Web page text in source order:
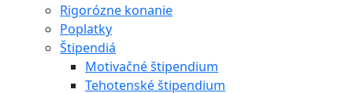
Rigorózne konanie
Poplatky
Štipendiá
Motivačné štipendium
Tehotenské štipendium